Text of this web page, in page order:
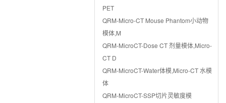
PET
QRM-Micro-CT Mouse Phantom小动物
模体,M
QRM-MicroCT-Dose CT 剂量模体,Micro-
CT D
QRM-MicroCT-Water体模,Micro-CT 水模
体
QRM-MicroCT-SSP切片灵敏度模